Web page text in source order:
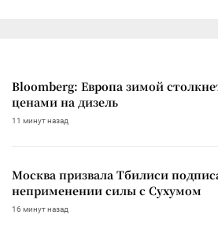
Bloomberg: Европа зимой
ценами на дизель
11 минут назад
Москва призвала Тбилиси
неприменении силы с Сухумом
16 минут назад